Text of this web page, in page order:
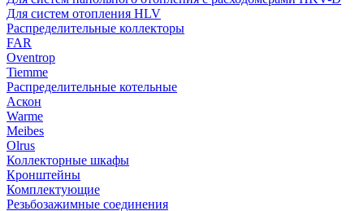
Для систем отопления HLV
Распределительные коллекторы
FAR
Oventrop
Tiemme
Распределительные котельные
Аскон
Warme
Meibes
Olrus
Коллекторные шкафы
Кронштейны
Комплектующие
Резьбозажимные соединения